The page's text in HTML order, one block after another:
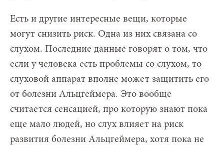
Есть и другие интересные вещи, которые
могут снизить риск. Одна из них связана со
слухом. Последние данные говорят о том, что
если у человека есть проблемы со слухом, то
слуховой аппарат вполне может защитить его
от болезни Альцгеймера. Это вообще
считается сенсацией, про которую знают пока
еще мало людей, но слух влияет на риск
развития болезни Альцгеймера, хотя пока не